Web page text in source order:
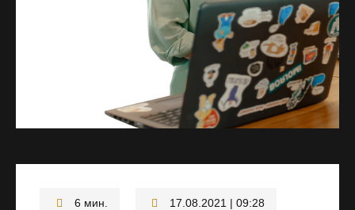
17.08.2021 | 09:28